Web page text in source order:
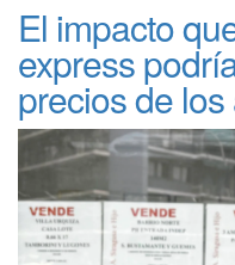
El impacto
express
precios de